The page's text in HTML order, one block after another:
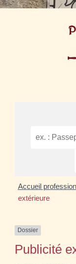
Accueil
extérieure
Dossier
Publicité